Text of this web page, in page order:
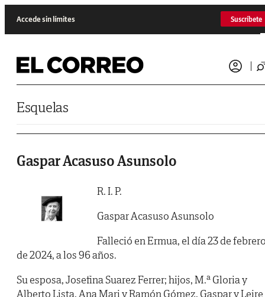
Accede sin límites Suscríbete
Esquelas
Gaspar Acasuso Asunsolo
R. I. P.
Gaspar Acasuso Asunsolo
Falleció en Ermua, el día 23 de
de 2024, a los 96 años.
Su esposa, Josefina Suarez Ferrer; hijos, M.ª Gloria y
Alberto Lista, Ana Mari y Ramón Gómez, Gaspar y Leire